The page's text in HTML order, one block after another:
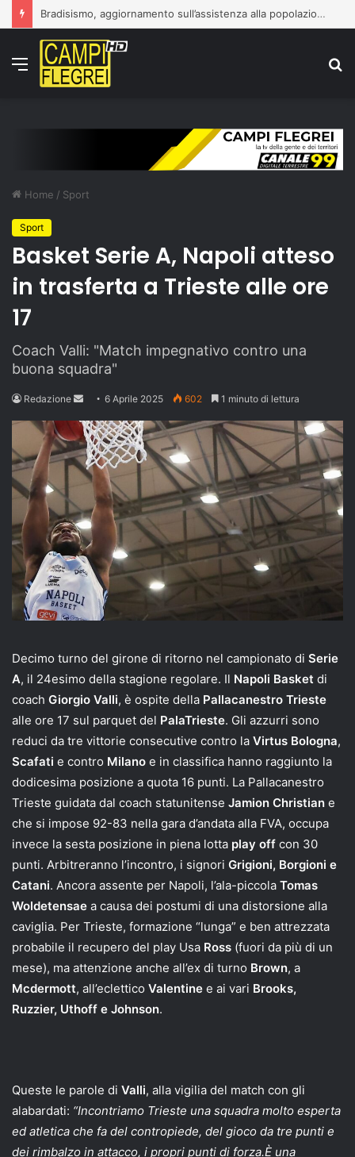
Bradisismo, aggiornamento sull’assistenza alla popolazione
Menu
Home / Sport
Sport
Basket Serie A, Napoli atteso
in trasferta a Trieste alle ore
17
Coach Valli: "Match impegnativo contro una
buona squadra"
Redazione
Send
email
6 Aprile 2025 602 1 minuto di lettura
Decimo turno del girone di ritorno nel campionato di Serie
A, il 24esimo della stagione regolare. Il Napoli Basket di
coach Giorgio Valli, è ospite della Pallacanestro Trieste
alle ore 17 sul parquet del PalaTrieste. Gli azzurri sono
reduci da tre vittorie consecutive contro la Virtus Bologna,
Scafati e contro Milano e in classifica hanno raggiunto la
dodicesima posizione a quota 16 punti. La Pallacanestro
Trieste guidata dal coach statunitense Jamion Christian e
che si impose 92-83 nella gara d’andata alla FVA, occupa
invece la sesta posizione in piena lotta play off con 30
punti. Arbitreranno l’incontro, i signori Grigioni, Borgioni e
Catani. Ancora assente per Napoli, l’ala-piccola Tomas
Woldetensae a causa dei postumi di una distorsione alla
caviglia. Per Trieste, formazione “lunga” e ben attrezzata
probabile il recupero del play Usa Ross (fuori da più di un
mese), ma attenzione anche all’ex di turno Brown, a
Mcdermott, all’eclettico Valentine e ai vari Brooks,
Ruzzier, Uthoff e Johnson.
Queste le parole di Valli, alla vigilia del match con gli
alabardati: “Incontriamo Trieste una squadra molto esperta
ed atletica che fa del contropiede, del gioco da tre punti e
dei rimbalzo in attacco, i propri punti di forza.È una